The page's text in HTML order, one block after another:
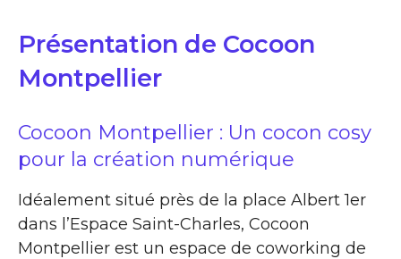
Présentation de Cocoon
Montpellier
Cocoon Montpellier : Un cocon cosy
pour la création numérique
Idéalement situé près de la place Albert 1er
dans l’Espace Saint-Charles, Cocoon
Montpellier est un espace de coworking de